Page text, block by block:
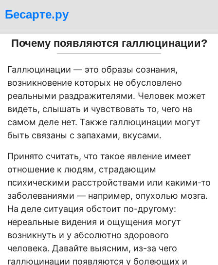
Бесарте.ру
Почему появляются галлюцинации?
Галлюцинации — это образы сознания,
возникновение которых не обусловлено
реальными раздражителями. Человек может
видеть, слышать и чувствовать то, чего на
самом деле нет. Также галлюцинации могут
быть связаны с запахами, вкусами.
Принято считать, что такое явление имеет
отношение к людям, страдающим
психическими расстройствами или какими-то
заболеваниями — например, опухолью мозга.
На деле ситуация обстоит по-другому:
нереальные видения и ощущения могут
возникнуть и у абсолютно здорового
человека. Давайте выясним, из-за чего
галлюцинации появляются у болеющих и